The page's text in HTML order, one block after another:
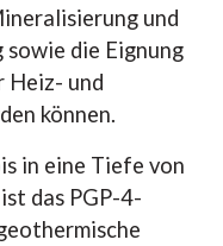
und
sowie die Eignung
Heiz- und
können.
in eine Tiefe von
das PGP-4-